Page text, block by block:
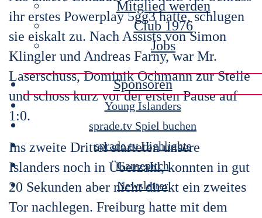
Mitglied werden
Club 1976
Jobs
Sponsoren
Young Islanders
sprade.tv Spiel buchen
sprade.tv Highlights
Gamepitch
Newsletter
ihr erstes Powerplay 5gg3 hatte, schlugen
sie eiskalt zu. Nach Assists von Simon
Klingler und Andreas Farny, war Mr.
Laserschuss, Dominik Ochmann zur Stelle
und schoss kurz vor der ersten Pause auf
1:0.
Ins zweite Drittel starteten unsere
Islanders noch in Überzahl, konnten in gut
20 Sekunden aber nicht direkt ein zweites
Tor nachlegen. Freiburg hatte mit dem